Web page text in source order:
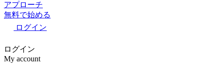
アプローチ
無料で始める
ログイン
ログイン
My account